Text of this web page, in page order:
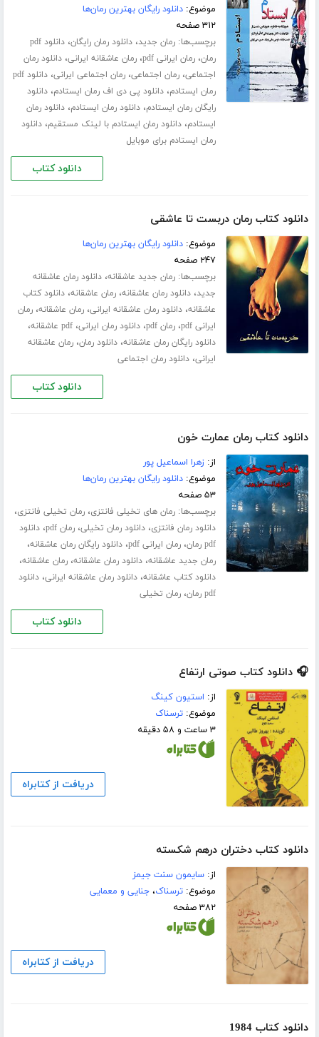
موضوع:دانلود رایگان بهترین رمان‌ها
۳۱۲ صفحه
برچسب‌ها:رمان جدید،دانلود رمان رایگان،
دانلود pdf
رمان،رمان ایرانی pdf ،رمان عاشقانه ایرانی،دانلود رمان
اجتماعی،رمان اجتماعی،رمان اجتماعی ایرانی،
دانلود pdf
رمان ایستادم،دانلود پی دی اف رمان ایستادم،دانلود
رایگان رمان ایستادم،دانلود رمان ایستادم،دانلود رمان
ایستادم،دانلود رمان ایستادم با لینک مستقیم،دانلود
رمان ایستادم برای موبایل
دانلود کتاب
دانلود کتاب رمان دربست تا عاشقی
موضوع:دانلود رایگان بهترین رمان‌ها
۲۴۷ صفحه
برچسب‌ها:رمان جدید عاشقانه،دانلود رمان عاشقانه
جدید،دانلود رمان عاشقانه،رمان عاشقانه،دانلود کتاب
عاشقانه،دانلود رمان عاشقانه ایرانی،رمان عاشقانه،رمان
ایرانی pdf
،رمان pdf ،دانلود رمان ایرانی،pdf عاشقانه ،
دانلود رایگان رمان عاشقانه،دانلود رمان،رمان عاشقانه
ایرانی،دانلود رمان اجتماعی
دانلود کتاب
دانلود کتاب رمان عمارت خون
از:زهرا اسماعیل پور
موضوع:دانلود رایگان بهترین رمان‌ها
۵۳ صفحه
برچسب‌ها:رمان های تخیلی فانتزی،رمان تخیلی فانتزی،
دانلود رمان فانتزی،دانلود رمان تخیلی،رمان pdf ،دانلود
pdf رمان
،رمان ایرانی pdf ،دانلود رایگان رمان عاشقانه،
رمان جدید عاشقانه،دانلود رمان عاشقانه،رمان عاشقانه،
دانلود کتاب عاشقانه،دانلود رمان عاشقانه ایرانی،دانلود
pdf رمان
،رمان تخیلی
دانلود کتاب
🎧 دانلود کتاب صوتی ارتفاع
از: استیون کینگ
موضوع:ترسناک
۳ ساعت و ۵۸ دقیقه
دریافت از کتابراه
دانلود کتاب دختران درهم شکسته
از:سایمون سنت جیمز
موضوع:ترسناک،جنایی و معمایی
۳۸۲ صفحه
دریافت از کتابراه
دانلود کتاب 1984